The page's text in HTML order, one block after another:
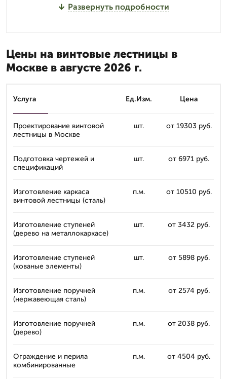
Развернуть подробности
Цены на винтовые лестницы в
Москве в августе 2026 г.
Услуга Ед.Изм. Цена
Проектирование винтовой
лестницы в Москве
шт. от 19303 руб.
Подготовка чертежей и
спецификаций
шт. от 6971 руб.
Изготовление каркаса
винтовой лестницы (сталь)
п.м. от 10510 руб.
Изготовление ступеней
(дерево на металлокаркасе)
шт. от 3432 руб.
Изготовление ступеней
(кованые элементы)
шт. от 5898 руб.
Изготовление поручней
(нержавеющая сталь)
п.м. от 2574 руб.
Изготовление поручней
(дерево)
п.м. от 2038 руб.
Ограждение и перила
комбинированные
п.м. от 4504 руб.